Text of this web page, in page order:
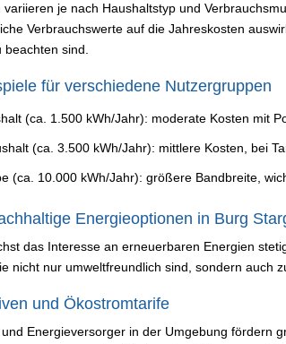
je nach Haushaltstyp und
Verbrauchswerte auf die Jahreskosten
sind.
für verschiedene Nutzergruppen
(ca. 1.500 kWh/Jahr): moderate Kosten mit
(ca. 3.500 kWh/Jahr): mittlere Kosten, bei
(ca. 10.000 kWh/Jahr): größere Bandbreite,
Energieoptionen in Burg
das Interesse an erneuerbaren Energien
nicht nur umweltfreundlich sind, sondern auch
und Ökostromtarife
Energieversorger in der Umgebung fördern